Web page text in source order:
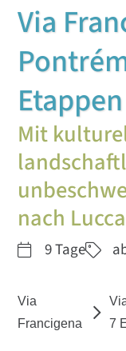
Via
Etappen
Mit
nach
9 Tage
Via
Francigena
7